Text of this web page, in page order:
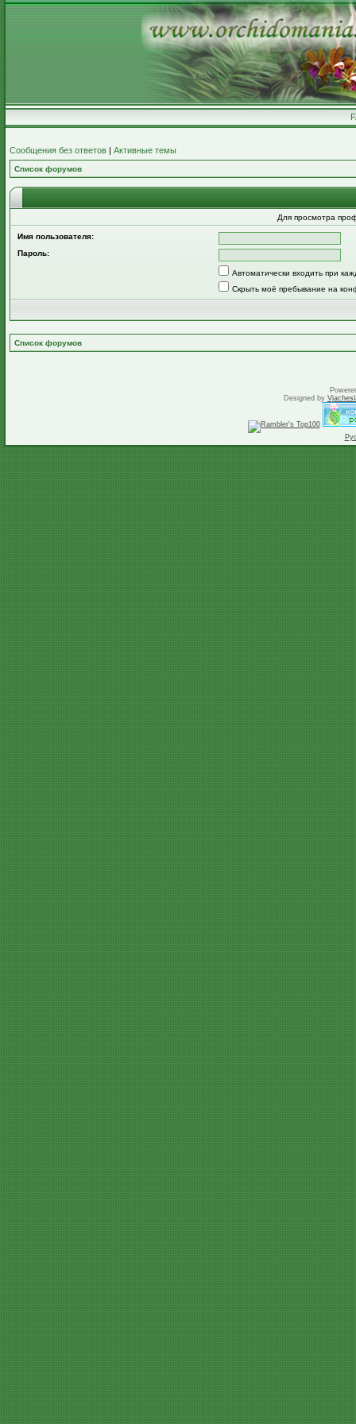
Сообщения без ответов | Активные темы
Список форумов
Для просмотра
Имя пользователя:
Пароль:
Автоматически входить при
Скрыть моё пребывание на
Список форумов
Designed by